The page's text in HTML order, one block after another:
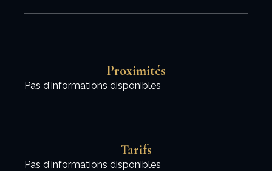
Proximités
Pas d'informations disponibles
Tarifs
Pas d'informations disponibles